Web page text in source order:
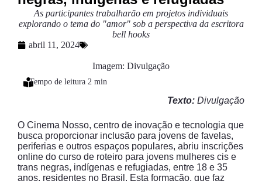
As participantes trabalharão em projetos individuais
explorando o tema do "amor" sob a perspectiva da escritora
bell hooks
abril 11, 2024
Imagem: Divulgação
Texto: Divulgação
O Cinema Nosso, centro de inovação e tecnologia que
busca proporcionar inclusão para jovens de favelas,
periferias e outros espaços populares, abriu inscrições
online do curso de roteiro para jovens mulheres cis e
trans negras, indígenas e refugiadas, entre 18 e 35
anos, residentes no Brasil. Esta formação, que faz